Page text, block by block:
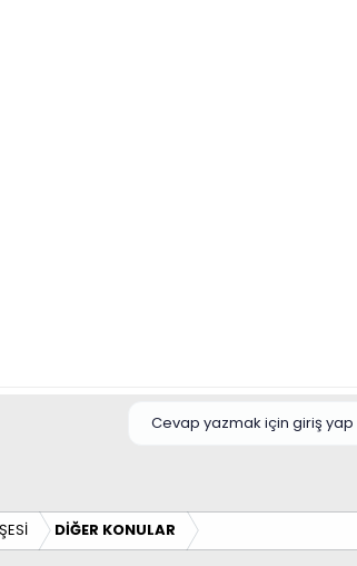
Cevap yazmak için giriş yap
DİĞER KONULAR